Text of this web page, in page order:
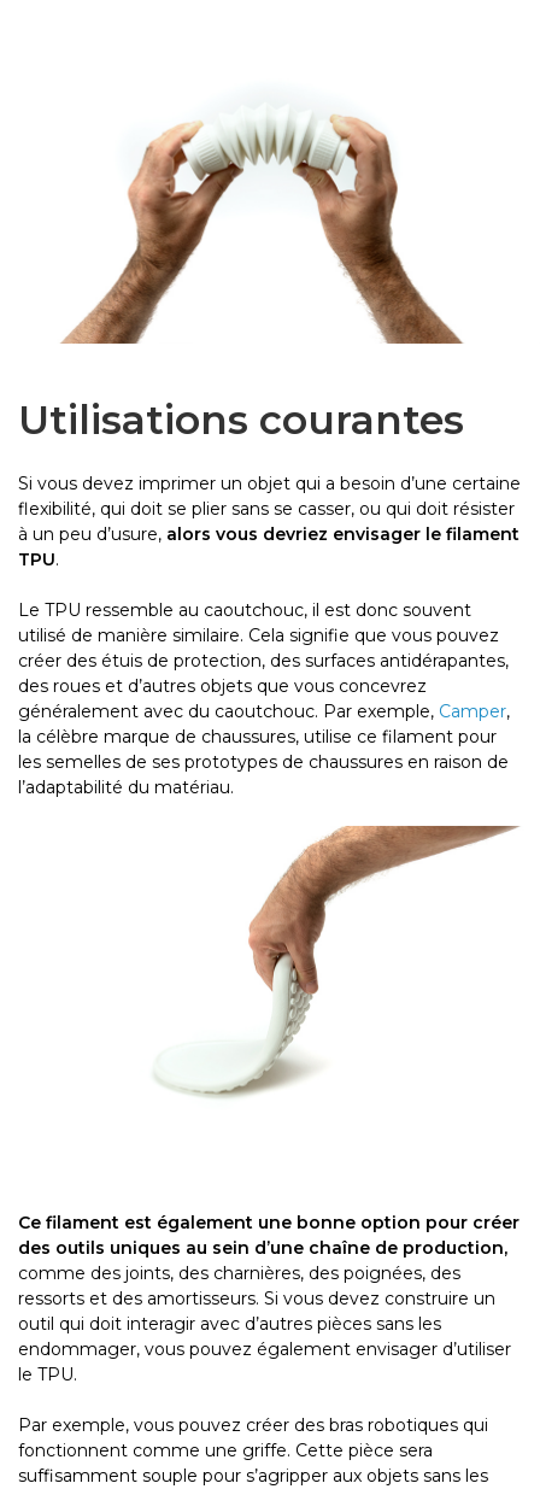
Utilisations courantes
Si vous devez imprimer un objet qui a besoin d’une certaine
flexibilité, qui doit se plier sans se casser, ou qui doit résister
à un peu d’usure, alors vous devriez envisager le filament
TPU.
Le TPU ressemble au caoutchouc, il est donc souvent
utilisé de manière similaire. Cela signifie que vous pouvez
créer des étuis de protection, des surfaces antidérapantes,
des roues et d’autres objets que vous concevrez
généralement avec du caoutchouc. Par exemple, Camper,
la célèbre marque de chaussures, utilise ce filament pour
les semelles de ses prototypes de chaussures en raison de
l’adaptabilité du matériau.
Ce filament est également une bonne option pour créer
des outils uniques au sein d’une chaîne de production,
comme des joints, des charnières, des poignées, des
ressorts et des amortisseurs. Si vous devez construire un
outil qui doit interagir avec d’autres pièces sans les
endommager, vous pouvez également envisager d’utiliser
le TPU.
Par exemple, vous pouvez créer des bras robotiques qui
fonctionnent comme une griffe. Cette pièce sera
suffisamment souple pour s’agripper aux objets sans les